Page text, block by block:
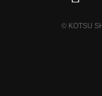
© KOTSU